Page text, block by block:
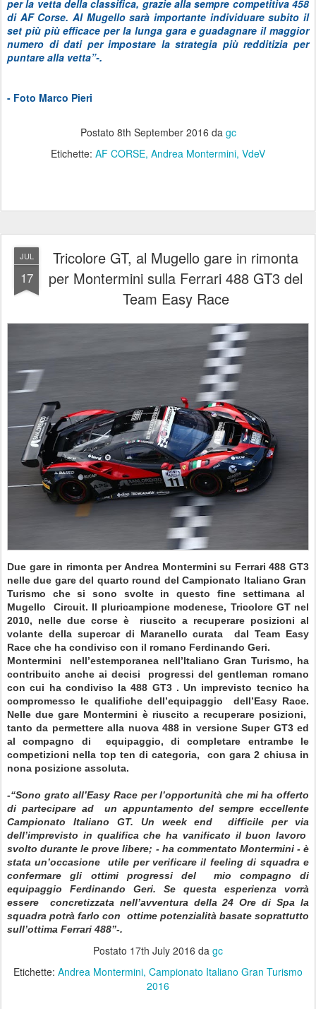
per la vetta della classifica, grazie alla sempre competitiva 458
di AF Corse. Al Mugello sarà importante individuare subito il
set più più efficace per la lunga gara e guadagnare il maggior
numero di dati per impostare la strategia più redditizia per
puntare alla vetta”-.
- Foto Marco Pieri
Postato 8th September 2016 da gc
Etichette: AF CORSE Andrea Montermini VdeV
JUL
17
Tricolore GT, al Mugello gare in rimonta
per Montermini sulla Ferrari 488 GT3 del
Team Easy Race
Due gare in rimonta per Andrea Montermini su Ferrari 488 GT3
nelle due gare del quarto round del Campionato Italiano Gran
Turismo che si sono svolte in questo fine settimana al
Mugello
Circuit. Il pluricampione modenese, Tricolore GT nel
2010, nelle due corse è
riuscito a recuperare posizioni al
volante della supercar di Maranello curata
dal Team Easy
Race che ha condiviso con il romano Ferdinando Geri.
Montermini
nell’estemporanea nell’Italiano Gran Turismo, ha
contribuito anche ai decisi
progressi del gentleman romano
con cui ha condiviso la 488 GT3 . Un imprevisto tecnico ha
compromesso le qualifiche dell’equipaggio
dell’Easy Race.
Nelle due gare Montermini è riuscito a recuperare posizioni,
tanto da permettere alla nuova 488 in versione Super GT3 ed
al compagno di
equipaggio, di completare entrambe le
competizioni nella top ten di categoria,
con gara 2 chiusa in
nona posizione assoluta.
-“Sono grato all’Easy Race per l’opportunità che mi ha offerto
di partecipare ad
un appuntamento del sempre eccellente
Campionato Italiano GT. Un week end
difficile per via
dell’imprevisto in qualifica che ha vanificato il buon lavoro
svolto durante le prove libere; - ha commentato Montermini - è
stata un’occasione
utile per verificare il feeling di squadra e
confermare gli ottimi progressi del
mio compagno di
equipaggio Ferdinando Geri. Se questa esperienza vorrà
essere
concretizzata nell’avventura della 24 Ore di Spa la
squadra potrà farlo con
ottime potenzialità basate soprattutto
sull’ottima Ferrari 488”-.
Postato 17th July 2016 da gc
Etichette: Andrea Montermini Campionato Italiano Gran Turismo
2016